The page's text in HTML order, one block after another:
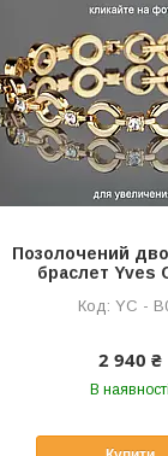
Позолочений
браслет Yves
YC -
2 940 ₴
В наявності